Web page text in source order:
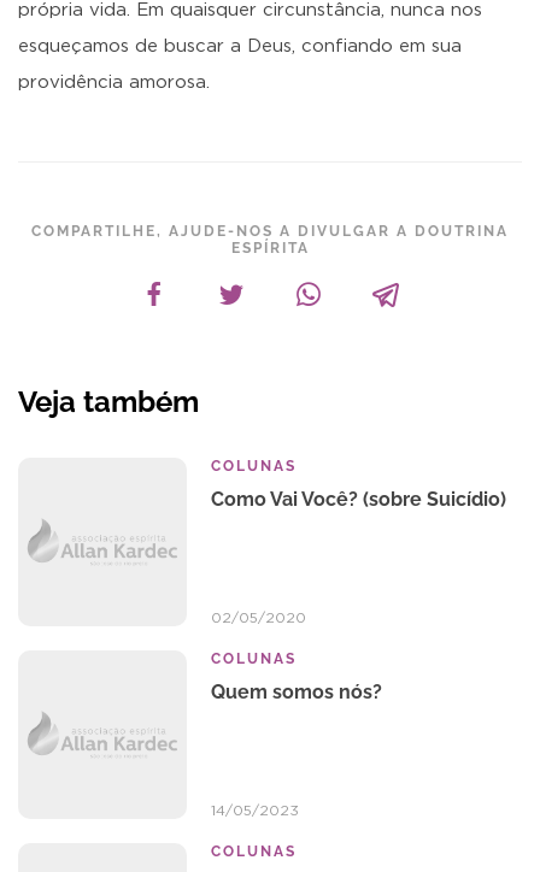
própria vida. Em quaisquer circunstância, nunca nos
esqueçamos de buscar a Deus, confiando em sua
providência amorosa.
COMPARTILHE, AJUDE-NOS A DIVULGAR A DOUTRINA
ESPÍRITA
Veja também
COLUNAS
Como Vai Você? (sobre Suicídio)
02/05/2020
COLUNAS
Quem somos nós?
14/05/2023
COLUNAS